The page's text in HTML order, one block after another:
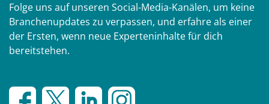
Folge uns auf unseren Social-Media-Kanälen, um keine
Branchenupdates zu verpassen, und erfahre als einer
der Ersten, wenn neue Experteninhalte für dich
bereitstehen.